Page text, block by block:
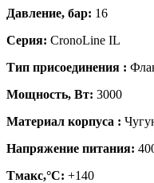
Давление, бар: 16
Серия: CronoLine IL
Тип присоединения :
Мощность, Вт: 3000
Материал корпуса :
Напряжение питания:
Тмакс,°C: +140